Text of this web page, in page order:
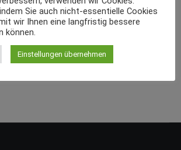
Sie auch nicht-essentielle Cookies
wir Ihnen eine langfristig bessere
können.
Einstellungen übernehmen